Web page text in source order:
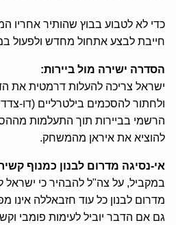
כדי לא לטבוע בבוץ שהותיר אחריו
חייבת לבצע אתחול מחדש ולפעול
הסדרה ישירה מול ביירות:
ישראל צריכה להעלות דרמטית את
ולחתור להסכמים בילטרליים (דו-
הרשמי בביירות תוך התעלמות
להוציא את איראן מהמשחק.
אי-נסיגה מדרום לבנון כמנוף
במקביל, על צה"ל להבהיר כי
מדרום לבנון כל עוד חזבאללה אינו
גם אם הדבר יוביל לעימות פומבי